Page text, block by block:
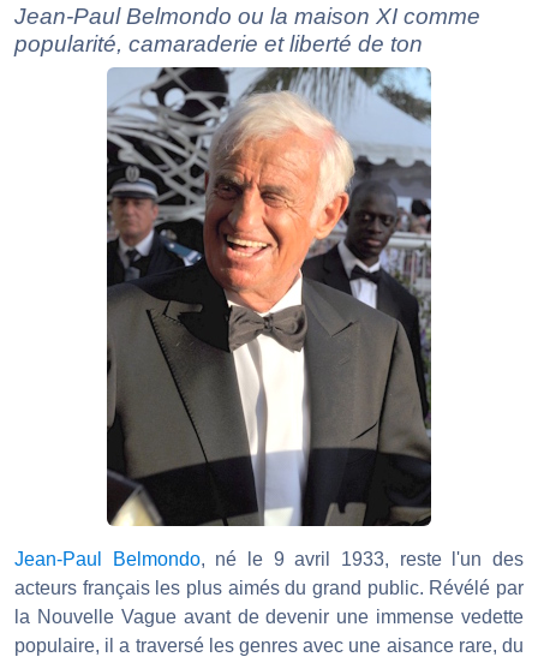
Jean-Paul Belmondo ou la maison XI comme
popularité, camaraderie et liberté de ton
Jean-Paul Belmondo, né le 9 avril 1933, reste l'un des
acteurs français les plus aimés du grand public. Révélé par
la Nouvelle Vague avant de devenir une immense vedette
populaire, il a traversé les genres avec une aisance rare, du